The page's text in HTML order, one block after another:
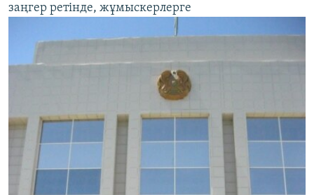
заңгер ретінде, жұмыскерлерге